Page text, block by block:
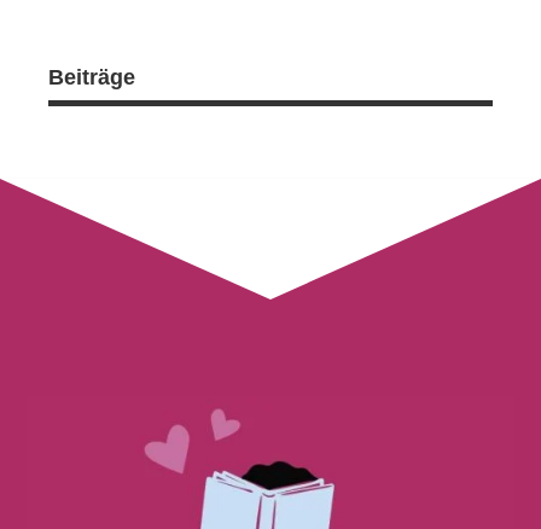
Beiträge